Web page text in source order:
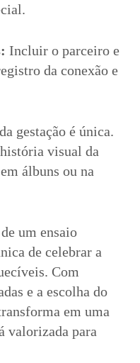
Incluir o parceiro e
da conexão e
gestação é única.
visual da
álbuns ou na
um ensaio
de celebrar a
Com
e a escolha do
em uma
valorizada para